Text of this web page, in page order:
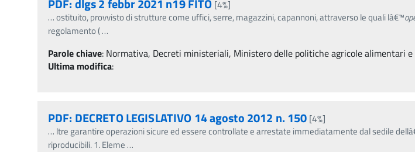
PDF: dlgs 2 febbr 2021 n19 FITO [4%]
…ostituito, provvisto di strutture come uffici, serre, magazzini, capannoni, attraverso le quali lâ€™
regolamento (…
Parole chiave: Normativa, Decreti ministeriali, Ministero delle politiche agricole alimentari
Ultima modifica:
PDF: DECRETO LEGISLATIVO 14 agosto 2012 n. 150 [4%]
… ltre garantire operazioni sicure ed essere controllate e arrestate immediatamente dal sedile
riproducibili. 1. Eleme…